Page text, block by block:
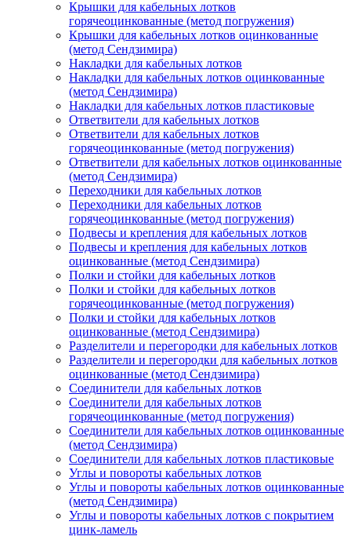
Крышки для кабельных лотков
горячеоцинкованные (метод погружения)
Крышки для кабельных лотков оцинкованные
(метод Сендзимира)
Накладки для кабельных лотков
Накладки для кабельных лотков оцинкованные
(метод Сендзимира)
Накладки для кабельных лотков пластиковые
Ответвители для кабельных лотков
Ответвители для кабельных лотков
горячеоцинкованные (метод погружения)
Ответвители для кабельных лотков оцинкованные
(метод Сендзимира)
Переходники для кабельных лотков
Переходники для кабельных лотков
горячеоцинкованные (метод погружения)
Подвесы и крепления для кабельных лотков
Подвесы и крепления для кабельных лотков
оцинкованные (метод Сендзимира)
Полки и стойки для кабельных лотков
Полки и стойки для кабельных лотков
горячеоцинкованные (метод погружения)
Полки и стойки для кабельных лотков
оцинкованные (метод Сендзимира)
Разделители и перегородки для кабельных лотков
Разделители и перегородки для кабельных лотков
оцинкованные (метод Сендзимира)
Соединители для кабельных лотков
Соединители для кабельных лотков
горячеоцинкованные (метод погружения)
Соединители для кабельных лотков оцинкованные
(метод Сендзимира)
Соединители для кабельных лотков пластиковые
Углы и повороты кабельных лотков
Углы и повороты кабельных лотков оцинкованные
(метод Сендзимира)
Углы и повороты кабельных лотков с покрытием
цинк-ламель